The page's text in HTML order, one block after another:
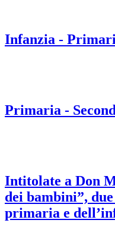
Infanzia -
Primaria -
Intitolate a Don
dei bambini”,
primaria e